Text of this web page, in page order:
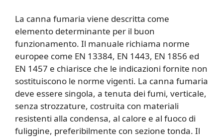
La canna fumaria viene descritta come
elemento determinante per il buon
funzionamento. Il manuale richiama norme
europee come EN 13384, EN 1443, EN 1856 ed
EN 1457 e chiarisce che le indicazioni fornite non
sostituiscono le norme vigenti. La canna fumaria
deve essere singola, a tenuta dei fumi, verticale,
senza strozzature, costruita con materiali
resistenti alla condensa, al calore e al fuoco di
fuliggine, preferibilmente con sezione tonda. Il